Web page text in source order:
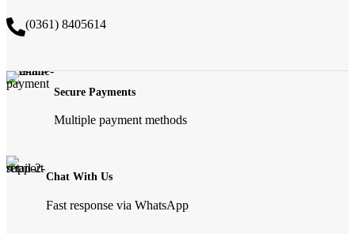
(0361) 8405614
Secure Payments
Multiple payment methods
Chat With Us
Fast response via WhatsApp